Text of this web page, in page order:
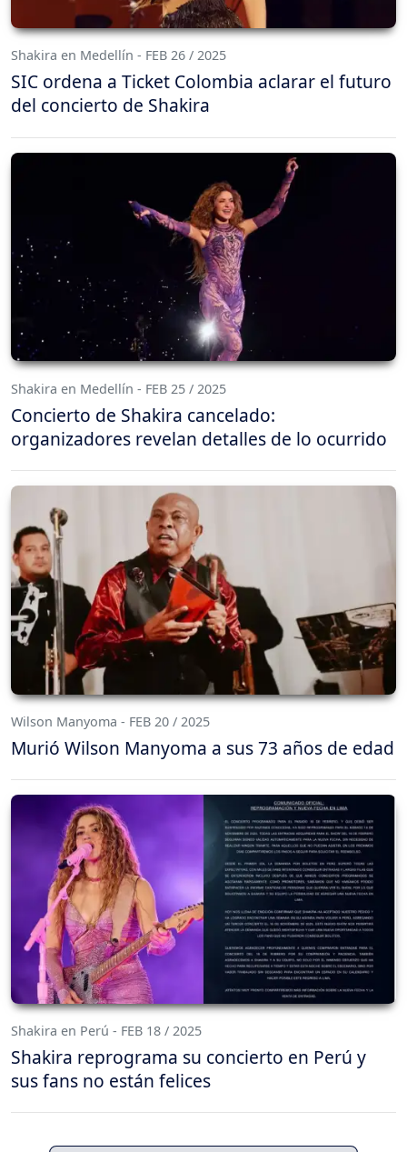
Shakira en Medellín - FEB 26 / 2025
SIC ordena a Ticket Colombia aclarar el futuro
del concierto de Shakira
Shakira en Medellín - FEB 25 / 2025
Concierto de Shakira cancelado:
organizadores revelan detalles de lo ocurrido
Wilson Manyoma - FEB 20 / 2025
Murió Wilson Manyoma a sus 73 años de edad
Shakira en Perú - FEB 18 / 2025
Shakira reprograma su concierto en Perú y
sus fans no están felices